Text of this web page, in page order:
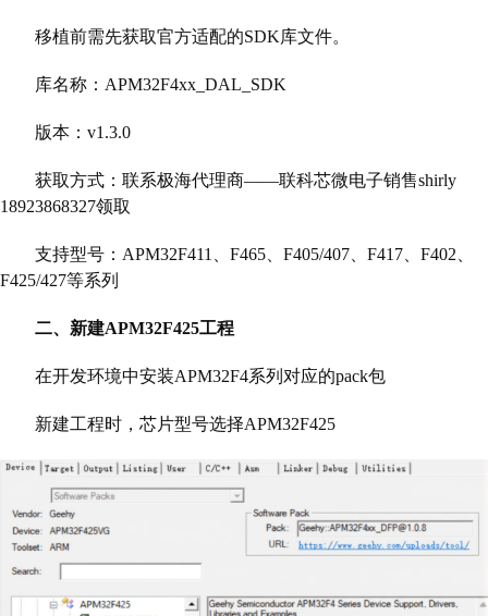
移植前需先获取官方适配的SDK库文件。
库名称：APM32F4xx_DAL_SDK
版本：v1.3.0
获取方式：联系极海代理商——联科芯微电子销售shirly
18923868327领取
支持型号：APM32F411、F465、F405/407、F417、F402、
F425/427等系列
二、新建APM32F425工程
在开发环境中安装APM32F4系列对应的pack包
新建工程时，芯片型号选择APM32F425